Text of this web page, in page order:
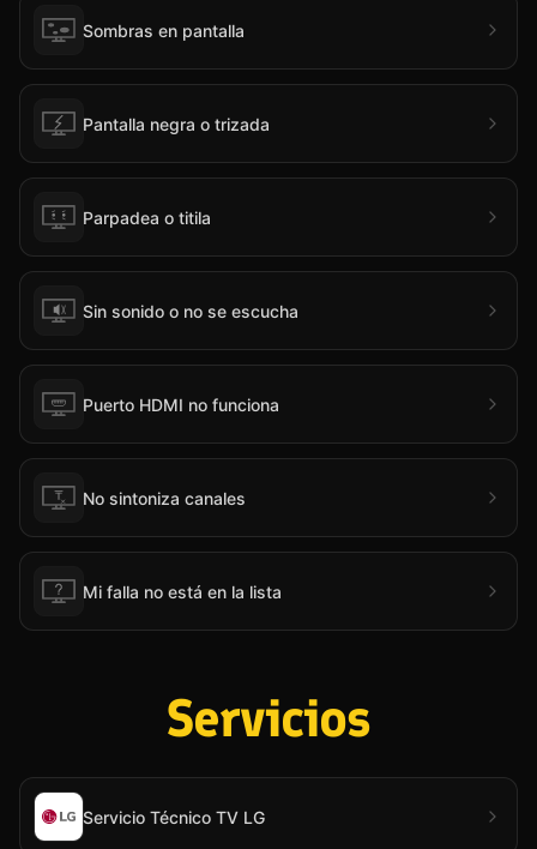
Sombras en pantalla
Pantalla negra o trizada
Parpadea o titila
Sin sonido o no se escucha
Puerto HDMI no funciona
No sintoniza canales
Mi falla no está en la lista
Servicios
Servicio Técnico TV LG